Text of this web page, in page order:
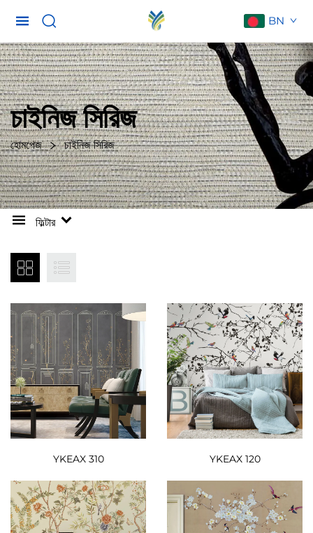
BN
চাইনিজ সিরিজ
হোমপেজ চাইনিজ সিরিজ
ফিল্টার
YKEAX 310 YKEAX 120